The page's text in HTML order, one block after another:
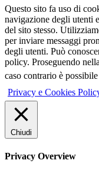
Questo sito fa uso di
navigazione degli utenti
del sito stesso.
per inviare messaggi
degli utenti. Può
policy. Proseguendo
caso contrario è
Privacy e Cookies
Chiudi
Privacy Overview